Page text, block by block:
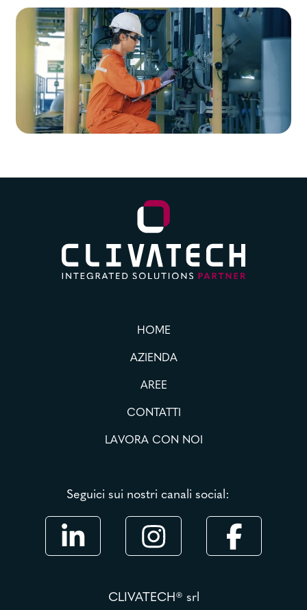
HOME
AZIENDA
AREE
CONTATTI
LAVORA CON NOI
Seguici sui nostri canali social:
CLIVATECH® srl